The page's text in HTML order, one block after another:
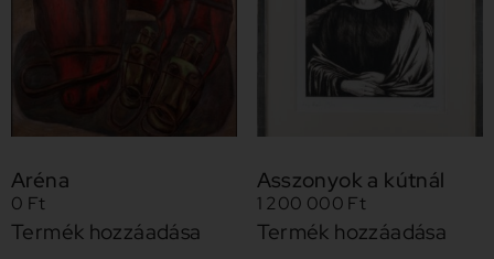
Aréna
0 Ft
Termék hozzáadása
Asszonyok a kútnál
1 200 000 Ft
Termék hozzáadása